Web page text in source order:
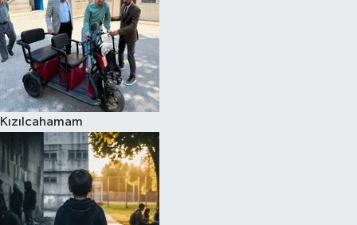
Kızılcahamam